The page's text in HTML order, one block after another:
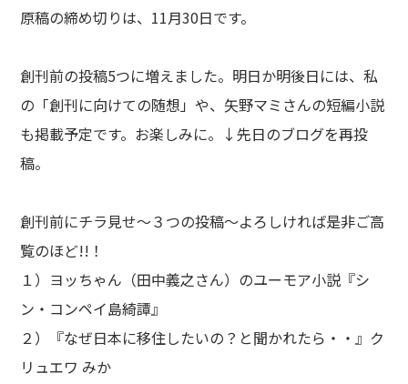
原稿の締め切りは、11月30日です。
創刊前の投稿5つに増えました。明日か明後日には、私
の「創刊に向けての随想」や、矢野マミさんの短編小説
も掲載予定です。お楽しみに。↓先日のブログを再投
稿。
創刊前にチラ見せ～３つの投稿～よろしければ是非ご高
覧のほど!!！
１）ヨッちゃん（田中義之さん）のユーモア小説『シ
ン・コンペイ島綺譚』
２）『なぜ日本に移住したいの？と聞かれたら・・』ク
リュエワ みか